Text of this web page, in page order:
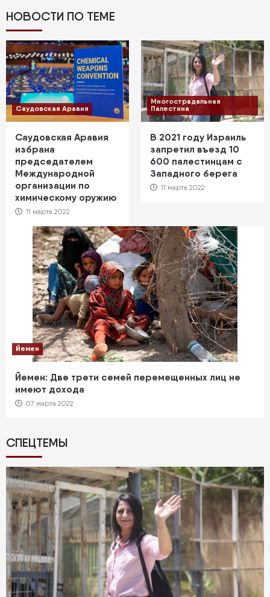
НОВОСТИ ПО ТЕМЕ
Саудовская Аравия
Саудовская Аравия
избрана
председателем
Международной
организации по
химическому оружию
11 марта 2022
Многострадальная
Палестина
В 2021 году Израиль
запретил въезд 10
600 палестинцам с
Западного берега
11 марта 2022
Йемен
Йемен: Две трети семей перемещенных лиц не
имеют дохода
07 марта 2022
СПЕЦТЕМЫ